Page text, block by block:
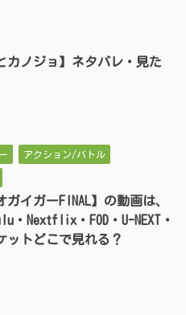
カノジョ】ネタバレ・見た
アクション/バトル
ガイガーFINAL】の動画は、
・Nextflix・FOD・U-NEXT・
ットどこで見れる？